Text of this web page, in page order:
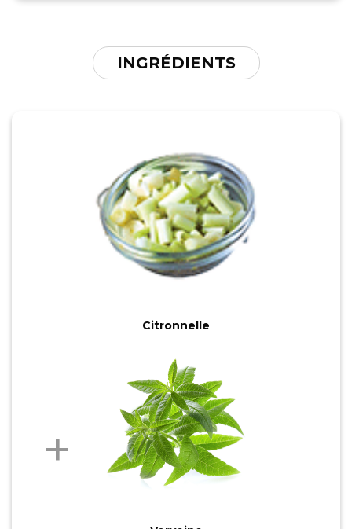
INGRÉDIENTS
Citronnelle